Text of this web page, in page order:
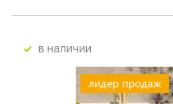
в наличии
лидер продаж